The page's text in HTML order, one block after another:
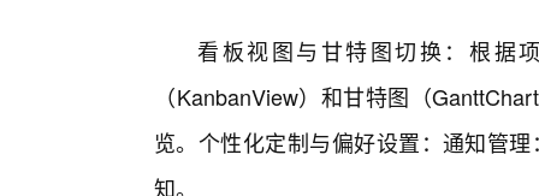
看板视图与甘特图切换：根据
（KanbanView）和甘特图（
览。个性化定制与偏好设置：通知管
知。